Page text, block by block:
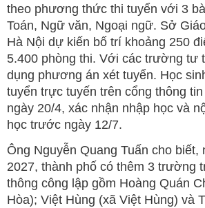
theo phương thức thi tuyển với 3
Toán, Ngữ văn, Ngoại ngữ. Sở
Hà Nội dự kiến bố trí khoảng 250
5.400 phòng thi. Với các trường tư
dụng phương án xét tuyển. Học
tuyển trực tuyến trên cổng thông
ngày 20/4, xác nhận nhập học và
học trước ngày 12/7.
Ông Nguyễn Quang Tuấn cho biết,
2027, thành phố có thêm 3 trường
thông công lập gồm Hoàng Quán
Hòa); Việt Hùng (xã Việt Hùng) và